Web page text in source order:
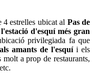
estrelles ubicat al Pas de
d'esquí més gran
privilegiada fa que
amants de l'esquíi els
a prop de restaurants,